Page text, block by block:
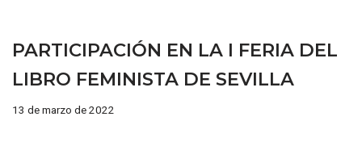
PARTICIPACIÓN EN LA I FERIA DEL
LIBRO FEMINISTA DE SEVILLA
13 de marzo de 2022